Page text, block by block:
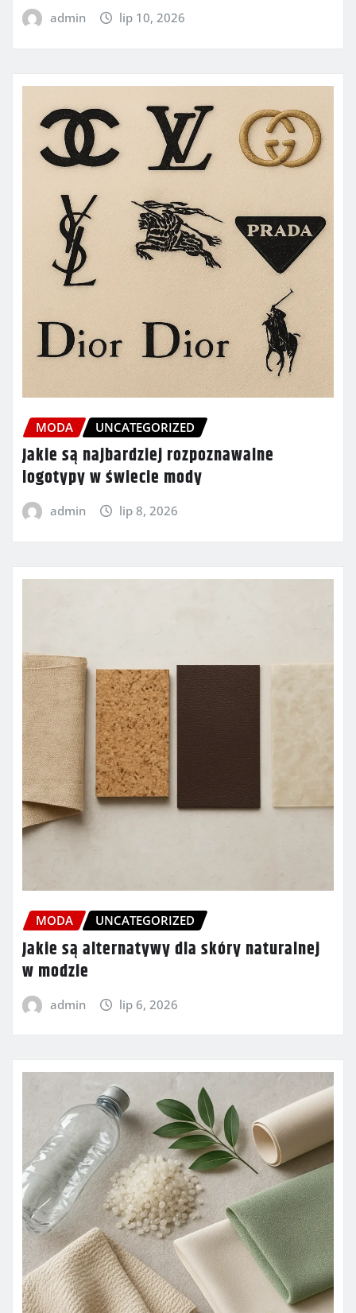
admin lip 10, 2026
MODA UNCATEGORIZED
Jakie są najbardziej rozpoznawalne
logotypy w świecie mody
admin lip 8, 2026
MODA UNCATEGORIZED
Jakie są alternatywy dla skóry naturalnej
w modzie
admin lip 6, 2026